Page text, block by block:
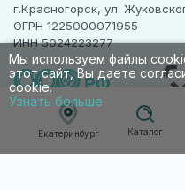
Екатеринбург Каталог
Мы используем файлы
этот сайт, Вы даете
cookie.
Узнать больше
г.Красногорск, ул.
ОГРН 1225000071955
ИНН 5024223277